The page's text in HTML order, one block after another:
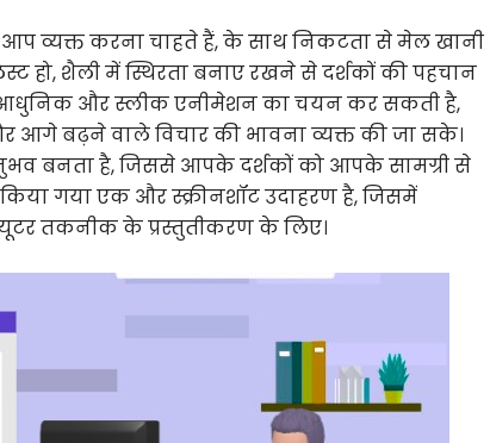
व्यक्त करना चाहते हैं, के साथ निकटता से मेल खानी
हो, शैली में स्थिरता बनाए रखने से दर्शकों की पहचान
आधुनिक और स्लीक एनीमेशन का चयन कर सकती है,
आगे बढ़ने वाले विचार की भावना व्यक्त की जा सके।
बनता है, जिससे आपके दर्शकों को आपके सामग्री से
गया एक और स्क्रीनशॉट उदाहरण है, जिसमें
तकनीक के प्रस्तुतीकरण के लिए।